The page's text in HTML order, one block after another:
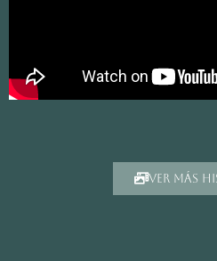
ver más